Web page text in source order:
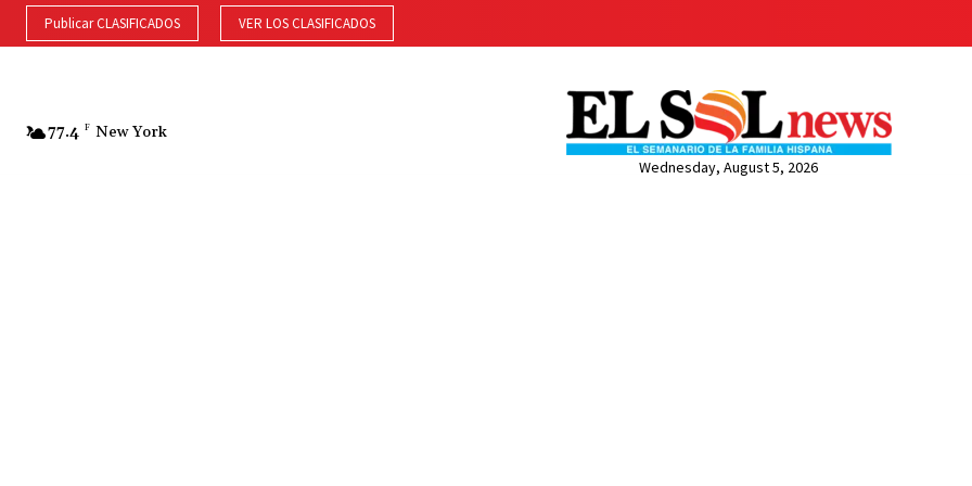
Publicar CLASIFICADOS VER LOS CLASIFICADOS
77.4 F New York
Wednesday, August 5, 2026